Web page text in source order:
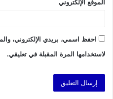
الموقع الإلكتروني
احفظ اسمي، بريدي الإلكتروني،
لاستخدامها المرة المقبلة في تعليقي.